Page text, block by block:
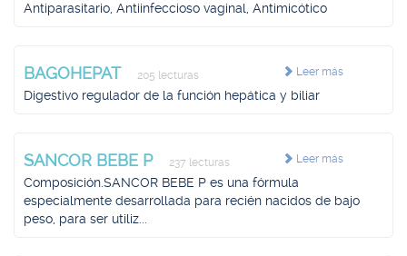
Antiparasitario, Antiinfeccioso vaginal, Antimicótico
Leer más
BAGOHEPAT 205 lecturas
Digestivo regulador de la función hepática y biliar
Leer más
SANCOR BEBE P 237 lecturas
Composición.SANCOR BEBE P es una fórmula
especialmente desarrollada para recién nacidos de bajo
peso, para ser utiliz...